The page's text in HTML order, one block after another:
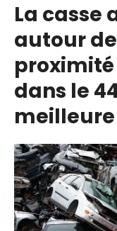
La casse
autour
proximité
dans le
meilleure